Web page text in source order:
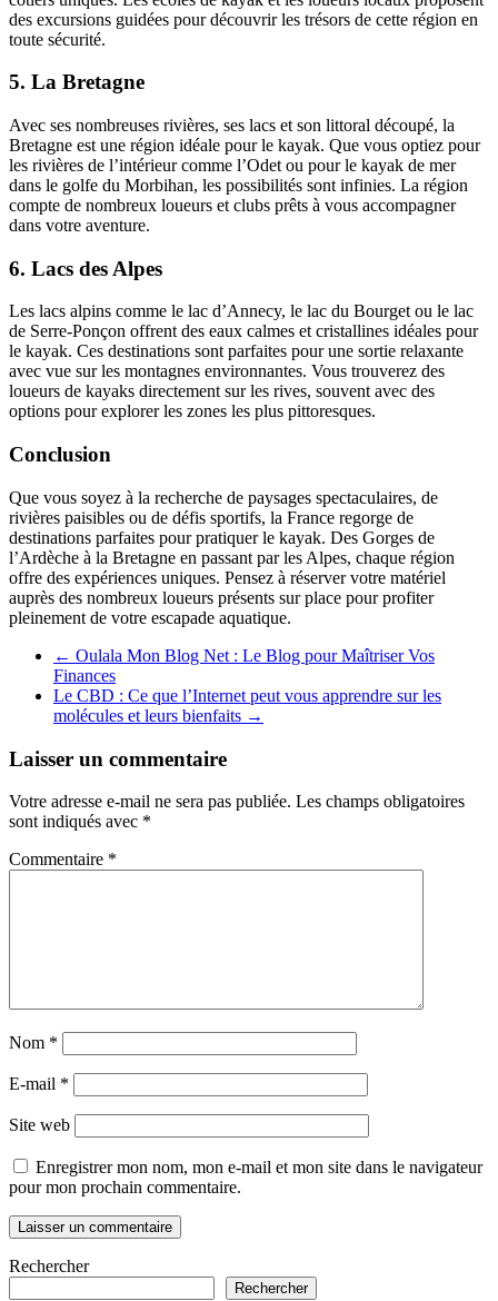
des excursions guidées pour découvrir les trésors de cette région en
toute sécurité.
5. La Bretagne
Avec ses nombreuses rivières, ses lacs et son littoral découpé, la
Bretagne est une région idéale pour le kayak. Que vous optiez pour
les rivières de l’intérieur comme l’Odet ou pour le kayak de mer
dans le golfe du Morbihan, les possibilités sont infinies. La région
compte de nombreux loueurs et clubs prêts à vous accompagner
dans votre aventure.
6. Lacs des Alpes
Les lacs alpins comme le lac d’Annecy, le lac du Bourget ou le lac
de Serre-Ponçon offrent des eaux calmes et cristallines idéales pour
le kayak. Ces destinations sont parfaites pour une sortie relaxante
avec vue sur les montagnes environnantes. Vous trouverez des
loueurs de kayaks directement sur les rives, souvent avec des
options pour explorer les zones les plus pittoresques.
Conclusion
Que vous soyez à la recherche de paysages spectaculaires, de
rivières paisibles ou de défis sportifs, la France regorge de
destinations parfaites pour pratiquer le kayak. Des Gorges de
l’Ardèche à la Bretagne en passant par les Alpes, chaque région
offre des expériences uniques. Pensez à réserver votre matériel
auprès des nombreux loueurs présents sur place pour profiter
pleinement de votre escapade aquatique.
← Oulala Mon Blog Net : Le Blog pour Maîtriser Vos
Finances
Le CBD : Ce que l’Internet peut vous apprendre sur les
molécules et leurs bienfaits →
Laisser un commentaire
Votre adresse e-mail ne sera pas publiée. Les champs obligatoires
sont indiqués avec *
Commentaire *
Nom *
E-mail *
Site web
Enregistrer mon nom, mon e-mail et mon site dans le navigateur
pour mon prochain commentaire.
Rechercher
Rechercher